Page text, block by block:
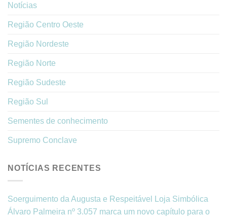
Notícias
Região Centro Oeste
Região Nordeste
Região Norte
Região Sudeste
Região Sul
Sementes de conhecimento
Supremo Conclave
NOTÍCIAS RECENTES
Soerguimento da Augusta e Respeitável Loja Simbólica
Álvaro Palmeira nº 3.057 marca um novo capítulo para o